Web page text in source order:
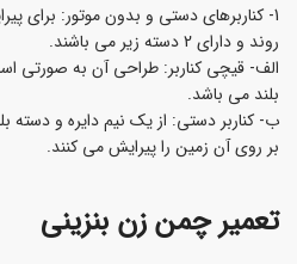
1- کناربرهای دستی و بدون موتور: برای
روند و دارای 2 دسته زیر می باشند.
الف- قیچی کناربر: طراحی آن به صورتی
بلند می باشد.
ب- کناربر دستی: از یک نیم دایره و دسته
بر روی آن زمین را پیرایش می کنند.
تعمیر چمن زن بنزینی